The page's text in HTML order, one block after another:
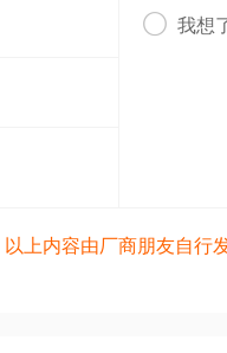
 我想
上内容由厂商朋友自